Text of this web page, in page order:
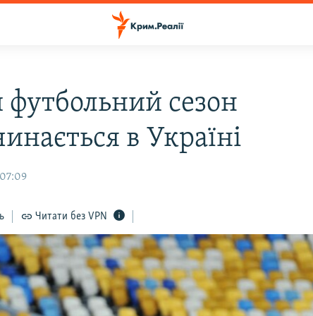
сезон
в Україні
Читати без VPN